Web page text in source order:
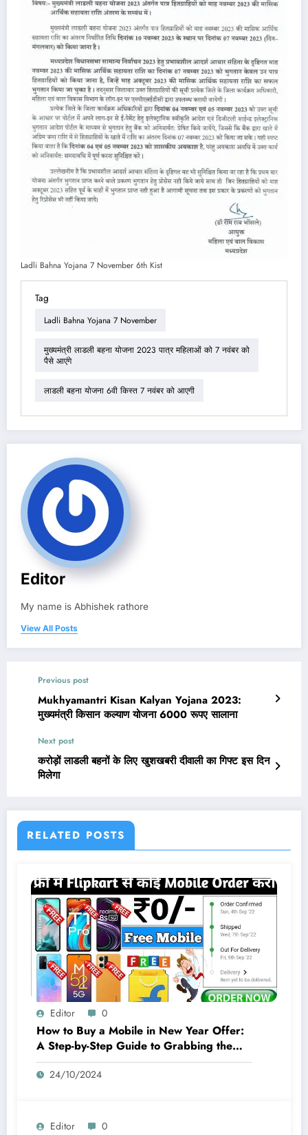
Ladli Bahna Yojana 7 November 6th Kist
Tag
Ladli Bahna Yojana 7 November
मुख्यमंत्री लाडली बहना योजना 2023 पात्र महिलाओं को 7 नवंबर को
पैसे आएंगे
लाडली बहना योजना 6वी किस्त 7 नवंबर को आएगी
Editor
My name is Abhishek rathore
View All Posts
Previous post
Mukhyamantri Kisan Kalyan Yojana 2023:
मुख्यमंत्री किसान कल्याण योजना 6000 रूपए सालाना
Next post
करोड़ों लाडली बहनों के लिए खुशखबरी दीवाली का गिफ्ट इस दिन
मिलेगा
RELATED POSTS
Editor 0
How to Buy a Mobile in New Year Offer:
A Step-by-Step Guide to Grabbing the
Best Deals
24/10/2024
Editor 0